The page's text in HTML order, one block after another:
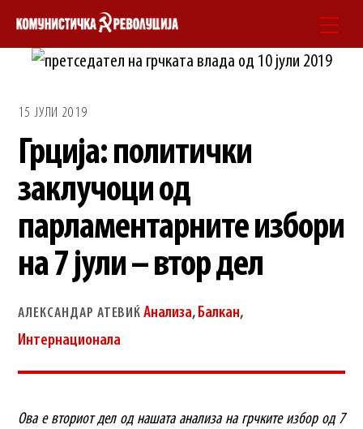
Skip
15 ЈУЛИ 2019
Грција: политички
заклучоци од
парламентарните избори
на 7 јули – втор дел
АЛЕКСАНДАР АТЕВИЌ Анализа,Балкан,
Интернационала
Ова е вториот дел од нашата анализа на грчките избор од 7